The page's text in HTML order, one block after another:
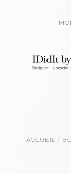
ACCUEIL /